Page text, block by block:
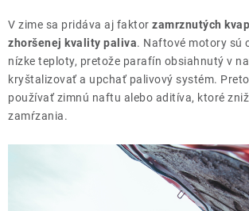
V zime sa pridáva aj faktor zamrznutých
zhoršenej kvality paliva. Naftové motory sú
nízke teploty, pretože parafín obsiahnutý v
kryštalizovať a upchať palivový systém.
používať zimnú naftu alebo aditíva, ktoré
zamŕzania.